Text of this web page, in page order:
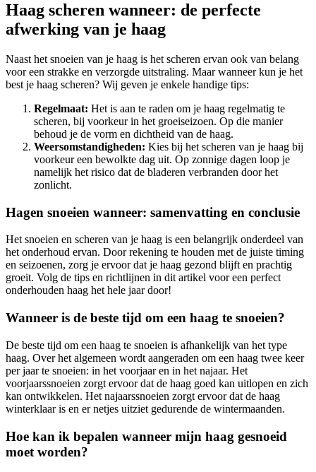
Haag scheren wanneer: de perfecte
afwerking van je haag
Naast het snoeien van je haag is het scheren ervan ook van belang
voor een strakke en verzorgde uitstraling. Maar wanneer kun je het
best je haag scheren? Wij geven je enkele handige tips:
Regelmaat: Het is aan te raden om je haag regelmatig te
scheren, bij voorkeur in het groeiseizoen. Op die manier
behoud je de vorm en dichtheid van de haag.
Weersomstandigheden: Kies bij het scheren van je haag bij
voorkeur een bewolkte dag uit. Op zonnige dagen loop je
namelijk het risico dat de bladeren verbranden door het
zonlicht.
Hagen snoeien wanneer: samenvatting en conclusie
Het snoeien en scheren van je haag is een belangrijk onderdeel van
het onderhoud ervan. Door rekening te houden met de juiste timing
en seizoenen, zorg je ervoor dat je haag gezond blijft en prachtig
groeit. Volg de tips en richtlijnen in dit artikel voor een perfect
onderhouden haag het hele jaar door!
Wanneer is de beste tijd om een haag te snoeien?
De beste tijd om een haag te snoeien is afhankelijk van het type
haag. Over het algemeen wordt aangeraden om een haag twee keer
per jaar te snoeien: in het voorjaar en in het najaar. Het
voorjaarssnoeien zorgt ervoor dat de haag goed kan uitlopen en zich
kan ontwikkelen. Het najaarssnoeien zorgt ervoor dat de haag
winterklaar is en er netjes uitziet gedurende de wintermaanden.
Hoe kan ik bepalen wanneer mijn haag gesnoeid
moet worden?